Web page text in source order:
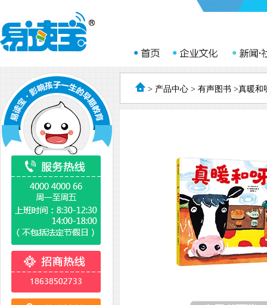
> 产品中心 > 有声图书 >真暖和